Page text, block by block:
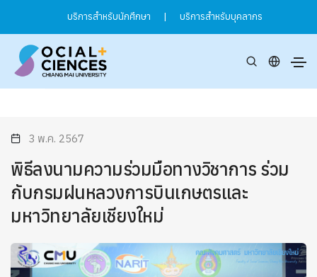
บริการสำหรับนักศึกษา | บริการสำหรับบุคลากร
3 พ.ค. 2567
พิธีลงนามความร่วมมือทางวิชาการ ร่วม
กับกรมฝนหลวงการบินเกษตรและ
มหาวิทยาลัยเชียงใหม่